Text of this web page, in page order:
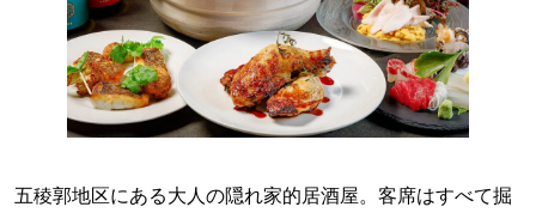
五稜郭地区にある大人の隠れ家的居酒屋。客席はすべて掘